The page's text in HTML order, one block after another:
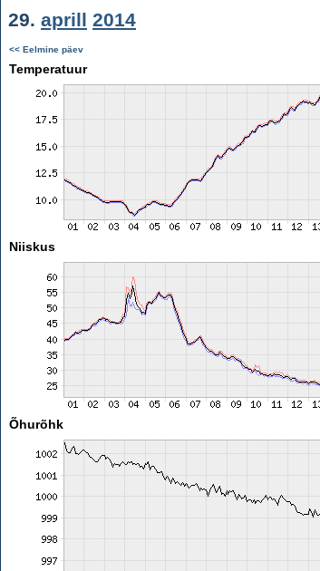
29. aprill 2014
<< Eelmine päev
Temperatuur
Niiskus
Õhurõhk